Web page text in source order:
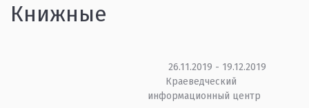
Книжные
26.11.2019 - 19.12.2019
Краеведческий
информационный центр